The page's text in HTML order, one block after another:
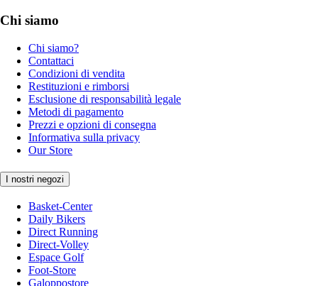
Chi siamo
Chi siamo?
Contattaci
Condizioni di vendita
Restituzioni e rimborsi
Esclusione di responsabilità legale
Metodi di pagamento
Prezzi e opzioni di consegna
Informativa sulla privacy
Our Store
I nostri negozi
Basket-Center
Daily Bikers
Direct Running
Direct-Volley
Espace Golf
Foot-Store
Galoppostore